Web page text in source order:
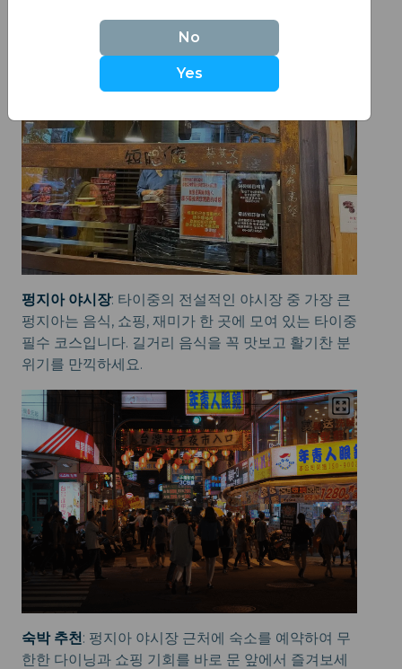
펑지아 야시장: 타이중의 전설적인 야시장 중 가장 큰
펑지아는 음식, 쇼핑, 재미가 한 곳에 모여 있는 타이중
필수 코스입니다. 길거리 음식을 꼭 맛보고 활기찬 분
위기를 만끽하세요.
숙박 추천: 펑지아 야시장 근처에 숙소를 예약하여 무
한한 다이닝과 쇼핑 기회를 바로 문 앞에서 즐겨보세
No
Yes